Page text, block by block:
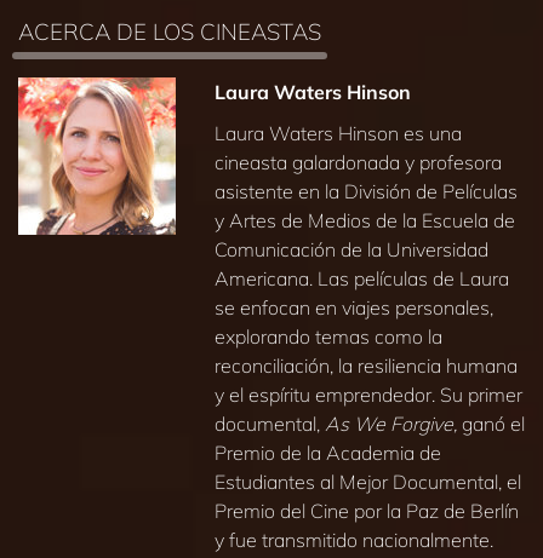
ACERCA DE LOS CINEASTAS
Laura Waters Hinson
Laura Waters Hinson es una
cineasta galardonada y profesora
asistente en la División de Películas
y Artes de Medios de la Escuela de
Comunicación de la Universidad
Americana. Las películas de Laura
se enfocan en viajes personales,
explorando temas como la
reconciliación, la resiliencia humana
y el espíritu emprendedor. Su primer
documental, As We Forgive, ganó el
Premio de la Academia de
Estudiantes al Mejor Documental, el
Premio del Cine por la Paz de Berlín
y fue transmitido nacionalmente.